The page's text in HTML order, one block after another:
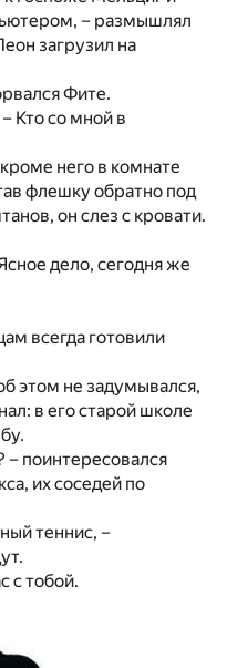
– размышлял
загрузил на
Фите.
Кто со мной в
него в комнате
флешку обратно под
он слез с кровати.
дело, сегодня же
всегда готовили
этом не задумывался,
в его старой школе
– поинтересовался
их соседей по
теннис, –
с тобой.